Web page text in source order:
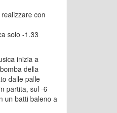
con
solo -1.33
inizia a
della
dalle palle
partita, sul -6
un batti baleno a